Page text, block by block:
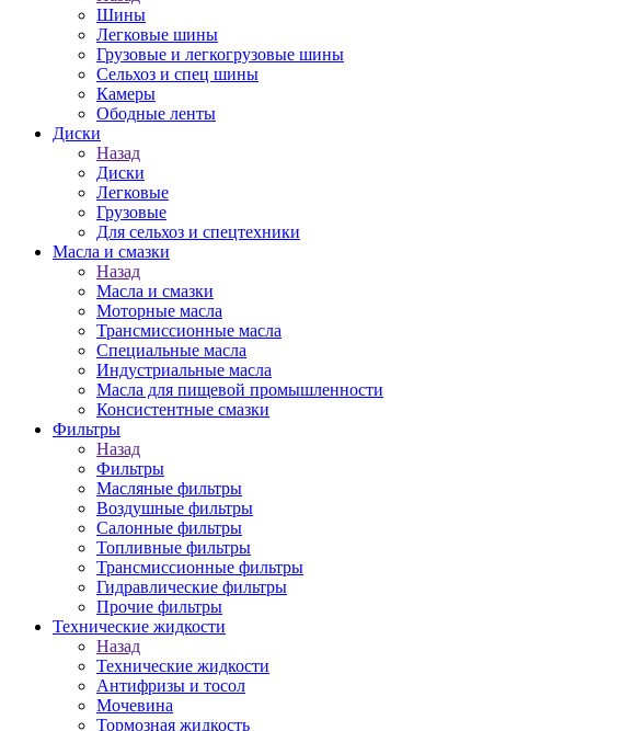
Шины
Легковые шины
Грузовые и легкогрузовые шины
Сельхоз и спец шины
Камеры
Ободные ленты
Диски
Назад
Диски
Легковые
Грузовые
Для сельхоз и спецтехники
Масла и смазки
Назад
Масла и смазки
Моторные масла
Трансмиссионные масла
Специальные масла
Индустриальные масла
Масла для пищевой промышленности
Консистентные смазки
Фильтры
Назад
Фильтры
Масляные фильтры
Воздушные фильтры
Салонные фильтры
Топливные фильтры
Трансмиссионные фильтры
Гидравлические фильтры
Прочие фильтры
Технические жидкости
Назад
Технические жидкости
Антифризы и тосол
Мочевина
Тормозная жидкость